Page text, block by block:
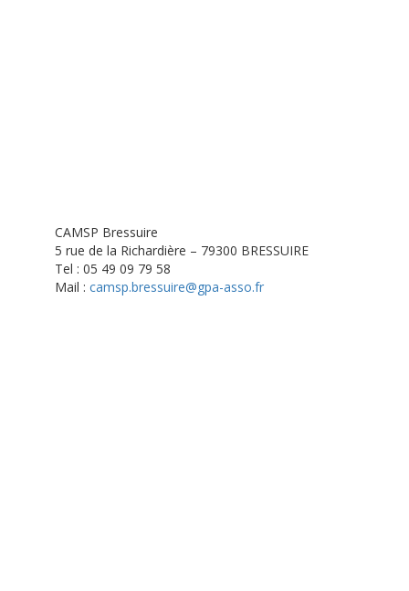
CAMSP Bressuire
5 rue de la Richardière – 79300 BRESSUIRE
Tel : 05 49 09 79 58
Mail : camsp.bressuire@gpa-asso.fr